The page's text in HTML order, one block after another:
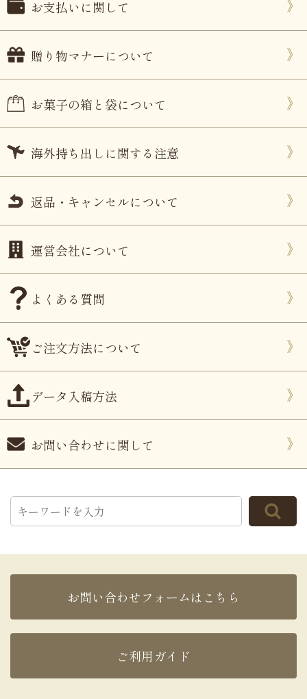
お支払いに関して
贈り物マナーについて
お菓子の箱と袋について
海外持ち出しに関する注意
返品・キャンセルについて
運営会社について
よくある質問
ご注文方法について
データ入稿方法
お問い合わせに関して
お問い合わせフォームはこちら
ご利用ガイド